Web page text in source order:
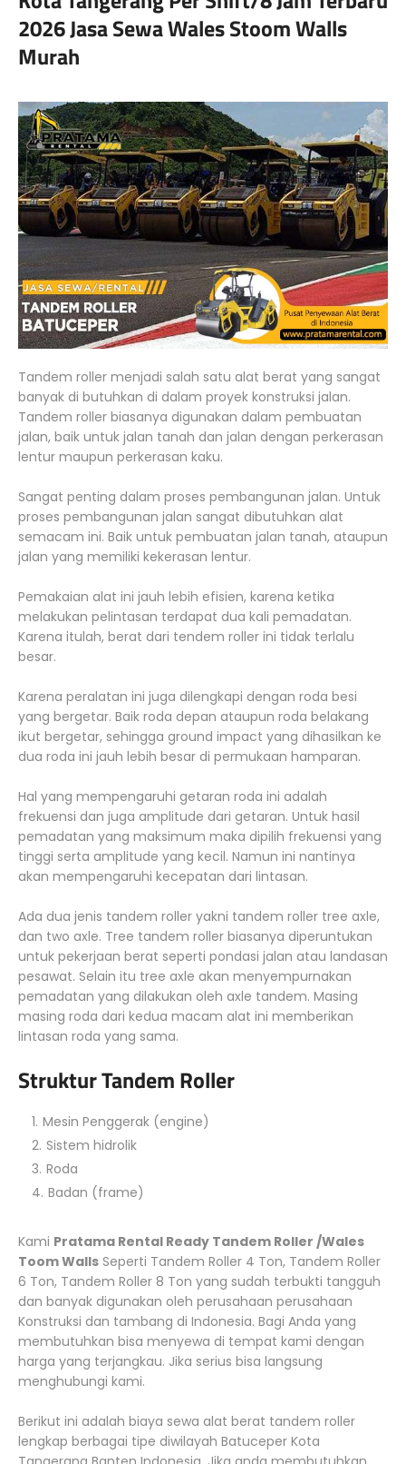
2026 Jasa Sewa Wales Stoom Walls
Murah
Tandem roller menjadi salah satu alat berat yang sangat
banyak di butuhkan di dalam proyek konstruksi jalan.
Tandem roller biasanya digunakan dalam pembuatan
jalan, baik untuk jalan tanah dan jalan dengan perkerasan
lentur maupun perkerasan kaku.
Sangat penting dalam proses pembangunan jalan. Untuk
proses pembangunan jalan sangat dibutuhkan alat
semacam ini. Baik untuk pembuatan jalan tanah, ataupun
jalan yang memiliki kekerasan lentur.
Pemakaian alat ini jauh lebih efisien, karena ketika
melakukan pelintasan terdapat dua kali pemadatan.
Karena itulah, berat dari tendem roller ini tidak terlalu
besar.
Karena peralatan ini juga dilengkapi dengan roda besi
yang bergetar. Baik roda depan ataupun roda belakang
ikut bergetar, sehingga ground impact yang dihasilkan ke
dua roda ini jauh lebih besar di permukaan hamparan.
Hal yang mempengaruhi getaran roda ini adalah
frekuensi dan juga amplitude dari getaran. Untuk hasil
pemadatan yang maksimum maka dipilih frekuensi yang
tinggi serta amplitude yang kecil. Namun ini nantinya
akan mempengaruhi kecepatan dari lintasan.
Ada dua jenis tandem roller yakni tandem roller tree axle,
dan two axle. Tree tandem roller biasanya diperuntukan
untuk pekerjaan berat seperti pondasi jalan atau landasan
pesawat. Selain itu tree axle akan menyempurnakan
pemadatan yang dilakukan oleh axle tandem. Masing
masing roda dari kedua macam alat ini memberikan
lintasan roda yang sama.
Struktur Tandem Roller
Mesin Penggerak (engine)
Sistem hidrolik
Roda
Badan (frame)
Kami Pratama Rental Ready Tandem Roller /Wales
Toom Walls Seperti Tandem Roller 4 Ton, Tandem Roller
6 Ton, Tandem Roller 8 Ton yang sudah terbukti tangguh
dan banyak digunakan oleh perusahaan perusahaan
Konstruksi dan tambang di Indonesia. Bagi Anda yang
membutuhkan bisa menyewa di tempat kami dengan
harga yang terjangkau. Jika serius bisa langsung
menghubungi kami.
Berikut ini adalah biaya sewa alat berat tandem roller
lengkap berbagai tipe diwilayah Batuceper Kota